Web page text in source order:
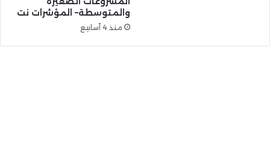
والمتوسطة– المؤشرات نت
منذ 4 أسابيع